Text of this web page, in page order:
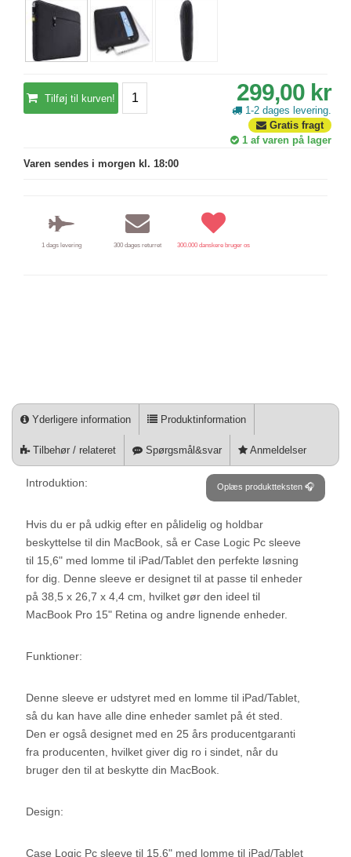
Tilføj til kurven! 299,00 kr
1-2 dages levering.
Gratis fragt
1af varen på lager
Varen sendes i morgen kl. 18:00
1 dags levering 300 dages returret 300.000 danskere bruger os
Yderligere information Produktinformation
Tilbehør / relateret Spørgsmål&svar Anmeldelser
Oplæs produktteksten 🎧
Introduktion:
Hvis du er på udkig efter en pålidelig og holdbar
beskyttelse til din MacBook, så er Case Logic Pc sleeve
til 15,6" med lomme til iPad/Tablet den perfekte løsning
for dig. Denne sleeve er designet til at passe til enheder
på 38,5 x 26,7 x 4,4 cm, hvilket gør den ideel til
MacBook Pro 15" Retina og andre lignende enheder.
Funktioner:
Denne sleeve er udstyret med en lomme til iPad/Tablet,
så du kan have alle dine enheder samlet på ét sted.
Den er også designet med en 25 års producentgaranti
fra producenten, hvilket giver dig ro i sindet, når du
bruger den til at beskytte din MacBook.
Design:
Case Logic Pc sleeve til 15,6" med lomme til iPad/Tablet